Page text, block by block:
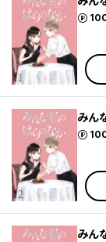
ポイント
みん
ポイント
みん